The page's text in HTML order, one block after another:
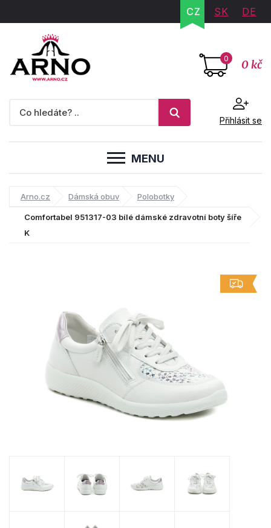
CZ SK DE
0 0 kč
Přihlásit se
MENU
Arno.cz Dámská obuv Polobotky
Comfortabel 951317-03 bílé dámské zdravotní boty šíře
K